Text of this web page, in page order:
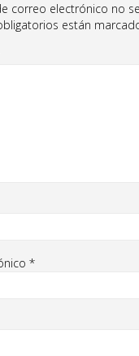
correo electrónico no
están
*